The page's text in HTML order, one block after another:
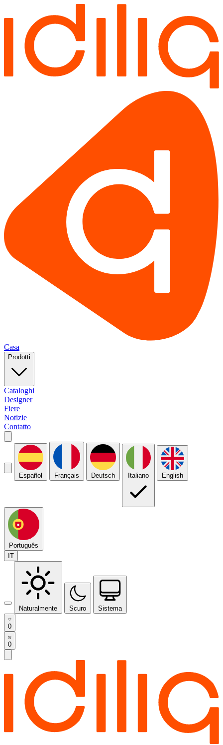
Casa
Prodotti
Cataloghi
Designer
Fiere
Notizie
Contatto
Español Français Deutsch Italiano English
Português
IT
Naturalmente Scuro Sistema
0
0